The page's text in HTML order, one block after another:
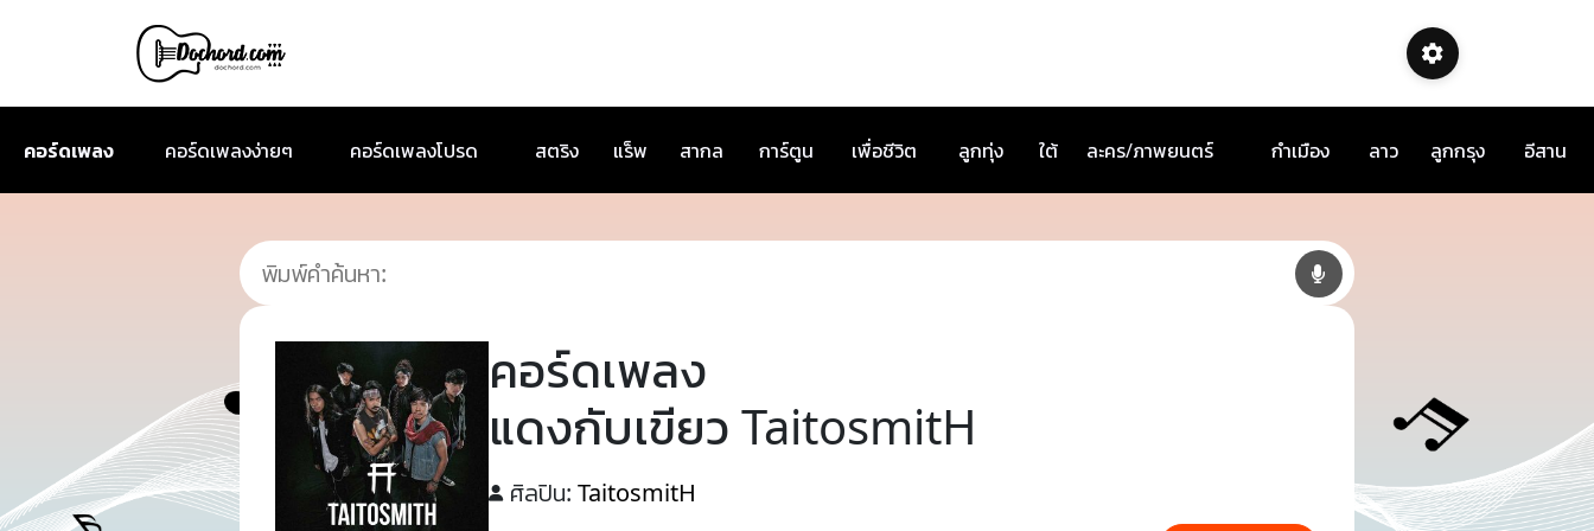
คอร์ดเพลง คอร์ดเพลงง่ายๆ คอร์ดเพลงโปรด สตริง แร็พ สากล การ์ตูน เพื่อชีวิต ลูกทุ่ง ใต้ ละคร/ภาพยนตร์ กำเมือง ลาว ลูกกรุง อีสาน
คอร์ดเพลง
แดงกับเขียว TaitosmitH
ศิลปิน: TaitosmitH